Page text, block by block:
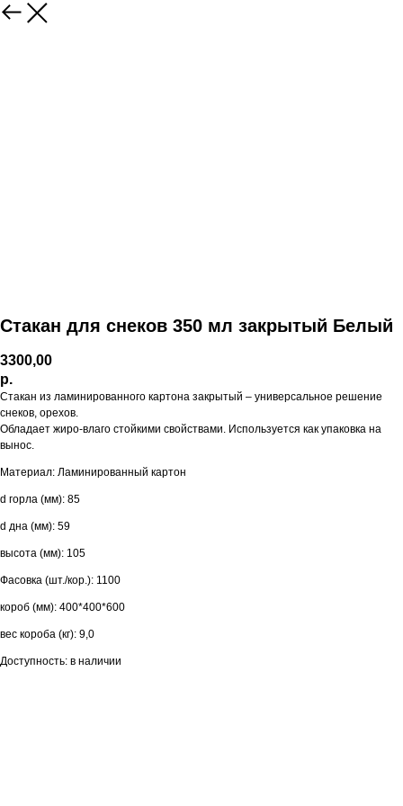
Стакан для снеков 350 мл закрытый Белый
3300,00
р.
Стакан из ламинированного картона закрытый – универсальное решение
снеков, орехов.
Обладает жиро-влаго стойкими свойствами. Используется как упаковка на
вынос.
Материал: Ламинированный картон
d горла (мм): 85
d дна (мм): 59
высота (мм): 105
Фасовка (шт./кор.): 1100
короб (мм): 400*400*600
вес короба (кг): 9,0
Доступность: в наличии